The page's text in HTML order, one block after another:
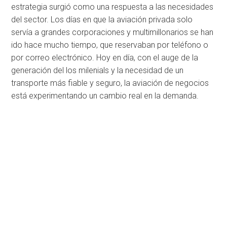
estrategia surgió como una respuesta a las necesidades
del sector. Los días en que la aviación privada solo
servía a grandes corporaciones y multimillonarios se han
ido hace mucho tiempo, que reservaban por teléfono o
por correo electrónico. Hoy en día, con el auge de la
generación del los milenials y la necesidad de un
transporte más fiable y seguro, la aviación de negocios
está experimentando un cambio real en la demanda.